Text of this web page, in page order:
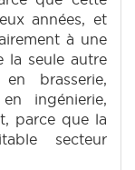
années, et
à une
la seule autre
brasserie,
ingénierie,
parce que la
secteur